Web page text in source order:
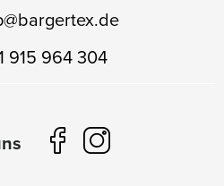
@bargertex.de
915 964 304